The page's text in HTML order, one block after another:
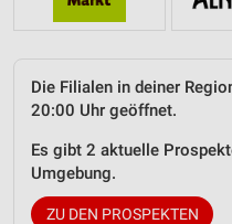
Die Filialen in deiner
20:00 Uhr geöffnet.
Es gibt 2 aktuelle
Umgebung.
ZU DEN PROSPEKTEN